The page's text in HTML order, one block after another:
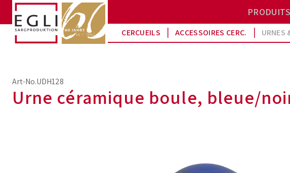
PRODUITS
CERCUEILS ACCESSOIRES CERC. URNES
Art-No.UDH128
Urne céramique boule, bleue/